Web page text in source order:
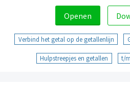
Openen
Verbind het getal op de getallenlijn
Hulpstreepjes en getallen t/